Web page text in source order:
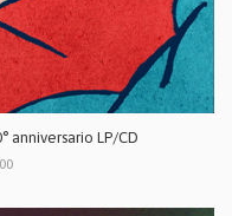
anniversario LP/CD